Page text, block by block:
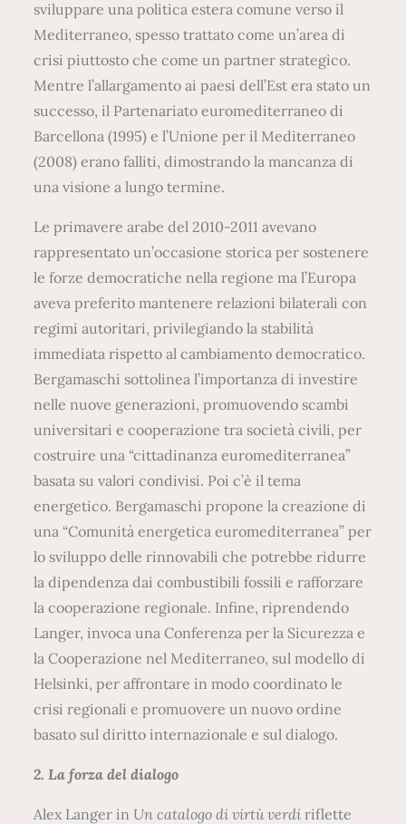
sviluppare una politica estera comune verso il
Mediterraneo, spesso trattato come un’area di
crisi piuttosto che come un partner strategico.
Mentre l’allargamento ai paesi dell’Est era stato un
successo, il Partenariato euromediterraneo di
Barcellona (1995) e l’Unione per il Mediterraneo
(2008) erano falliti, dimostrando la mancanza di
una visione a lungo termine.
Le primavere arabe del 2010-2011 avevano
rappresentato un’occasione storica per sostenere
le forze democratiche nella regione ma l’Europa
aveva preferito mantenere relazioni bilaterali con
regimi autoritari, privilegiando la stabilità
immediata rispetto al cambiamento democratico.
Bergamaschi sottolinea l’importanza di investire
nelle nuove generazioni, promuovendo scambi
universitari e cooperazione tra società civili, per
costruire una “cittadinanza euromediterranea”
basata su valori condivisi. Poi c’è il tema
energetico. Bergamaschi propone la creazione di
una “Comunità energetica euromediterranea” per
lo sviluppo delle rinnovabili che potrebbe ridurre
la dipendenza dai combustibili fossili e rafforzare
la cooperazione regionale. Infine, riprendendo
Langer, invoca una Conferenza per la Sicurezza e
la Cooperazione nel Mediterraneo, sul modello di
Helsinki, per affrontare in modo coordinato le
crisi regionali e promuovere un nuovo ordine
basato sul diritto internazionale e sul dialogo.
2. La forza del dialogo
Alex Langer in Un catalogo di virtù verdi riflette